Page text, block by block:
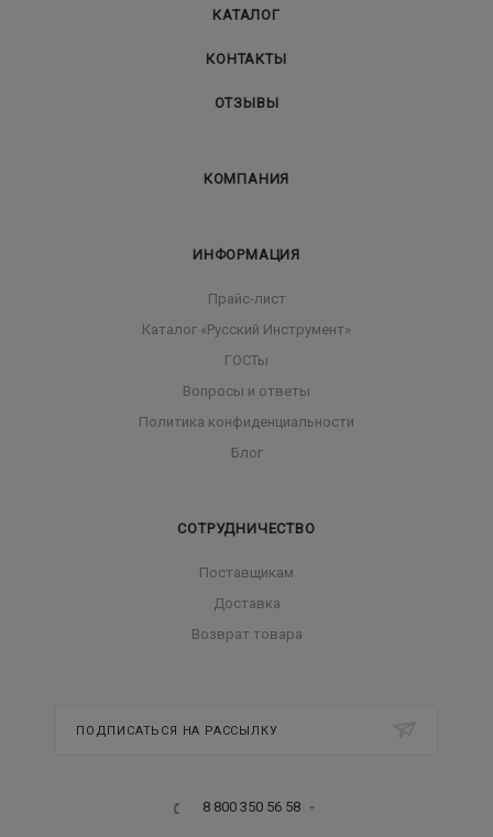
КАТАЛОГ
КОНТАКТЫ
ОТЗЫВЫ
КОМПАНИЯ
ИНФОРМАЦИЯ
Прайс-лист
Каталог «Русский Инструмент»
ГОСТы
Вопросы и ответы
Политика конфиденциальности
Блог
СОТРУДНИЧЕСТВО
Поставщикам
Доставка
Возврат товара
ПОДПИСАТЬСЯ НА РАССЫЛКУ
8 800 350 56 58